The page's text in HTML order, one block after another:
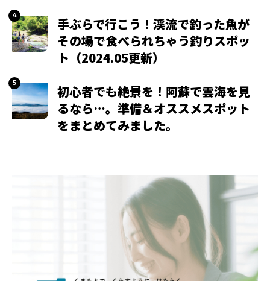
手ぶらで行こう！渓流で釣った魚が
その場で食べられちゃう釣りスポッ
ト（2024.05更新）
初心者でも絶景を！阿蘇で雲海を見
るなら…。準備＆オススメスポット
をまとめてみました。